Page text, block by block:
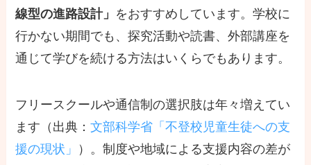
線型の進路設計」 をおすすめしています。学校に
行かない期間でも、探究活動や読書、外部講座を
通じて学びを続ける方法はいくらでもあります。
フリースクールや通信制の選択肢は年々増えてい
ます（出典：文部科学省「不登校児童生徒への支
援の現状」
）。制度や地域による支援内容の差が